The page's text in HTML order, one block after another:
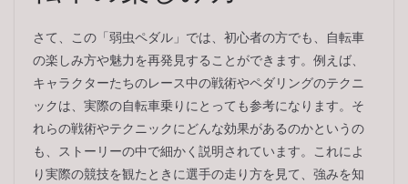
さて、この「弱虫ペダル」では、初心者の方でも、自転車
の楽しみ方や魅力を再発見することができます。例えば、
キャラクターたちのレース中の戦術やペダリングのテクニ
ックは、実際の自転車乗りにとっても参考になります。そ
れらの戦術やテクニックにどんな効果があるのかというの
も、ストーリーの中で細かく説明されています。これによ
り実際の競技を観たときに選手の走り方を見て、強みを知